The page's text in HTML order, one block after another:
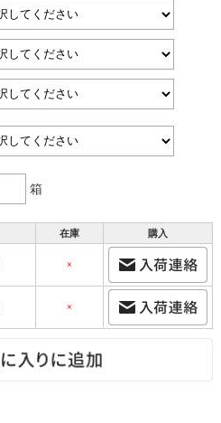
箱
在庫 購入
×
×